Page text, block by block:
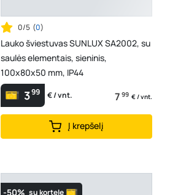
0/5 (0)
Lauko šviestuvas SUNLUX SA2002, su
saulės elementais, sieninis,
100x80x50 mm, IP44
399 € / vnt. 7 99 € / vnt.
Į krepšelį
-50% su kortele